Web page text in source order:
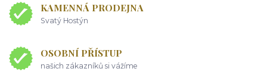
KAMENNÁ PRODEJNA
Svatý Hostýn
OSOBNÍ PŘÍSTUP
našich zákazníků si vážíme